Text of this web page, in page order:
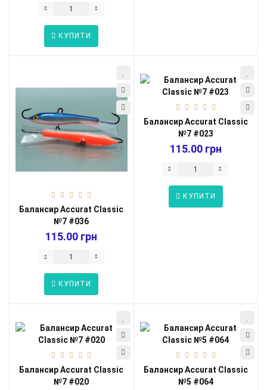
КУПИТИ
Балансир Accurat Classic
№7 #036
115.00 грн
КУПИТИ
Балансир Accurat Classic
№7 #023
115.00 грн
КУПИТИ
Балансир Accurat Classic
№7 #020
Балансир Accurat Classic
№5 #064